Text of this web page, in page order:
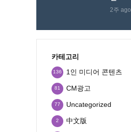
2주 ago
카테고리
1인 미디어 콘텐츠
136
CM광고
81
Uncategorized
77
中文版
2